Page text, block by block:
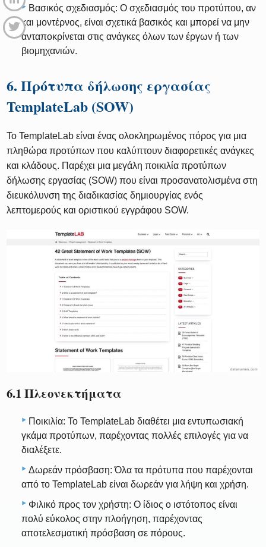
Βασικός σχεδιασμός: Ο σχεδιασμός του προτύπου, αν
και μοντέρνος, είναι σχετικά βασικός και μπορεί να μην
ανταποκρίνεται στις ανάγκες όλων των έργων ή των
βιομηχανιών.
6. Πρότυπα δήλωσης εργασίας
TemplateLab (SOW)
Το TemplateLab είναι ένας ολοκληρωμένος πόρος για μια
πληθώρα προτύπων που καλύπτουν διαφορετικές ανάγκες
και κλάδους. Παρέχει μια μεγάλη ποικιλία προτύπων
δήλωσης εργασίας (SOW) που είναι προσανατολισμένα στη
διευκόλυνση της διαδικασίας δημιουργίας ενός
λεπτομερούς και οριστικού εγγράφου SOW.
6.1 Πλεονεκτήματα
Ποικιλία: Το TemplateLab διαθέτει μια εντυπωσιακή
γκάμα προτύπων, παρέχοντας πολλές επιλογές για να
διαλέξετε.
Δωρεάν πρόσβαση: Όλα τα πρότυπα που παρέχονται
από το TemplateLab είναι δωρεάν για λήψη και χρήση.
Φιλικό προς τον χρήστη: Ο ίδιος ο ιστότοπος είναι
πολύ εύκολος στην πλοήγηση, παρέχοντας
αποτελεσματική πρόσβαση σε πόρους.